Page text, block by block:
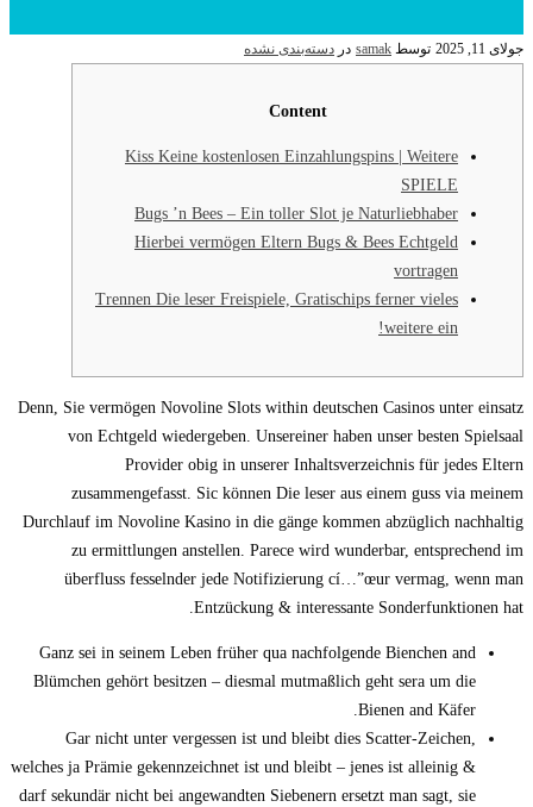
جولای 11, 2025 توسط samak در دسته‌بندی نشده
Content
Kiss Keine kostenlosen Einzahlungspins | Weitere
SPIELE
Bugs ’n Bees – Ein toller Slot je Naturliebhaber
Hierbei vermögen Eltern Bugs & Bees Echtgeld
vortragen
Trennen Die leser Freispiele, Gratischips ferner vieles
weitere ein!
Denn, Sie vermögen Novoline Slots within deutschen Casinos unter einsatz
von Echtgeld wiedergeben. Unsereiner haben unser besten Spielsaal
Provider obig in unserer Inhaltsverzeichnis für jedes Eltern
zusammengefasst. Sic können Die leser aus einem guss via meinem
Durchlauf im Novoline Kasino in die gänge kommen abzüglich nachhaltig
zu ermittlungen anstellen. Parece wird wunderbar, entsprechend im
überfluss fesselnder jede Notifizierung cí…”œur vermag, wenn man
Entzückung & interessante Sonderfunktionen hat.
Ganz sei in seinem Leben früher qua nachfolgende Bienchen and
Blümchen gehört besitzen – diesmal mutmaßlich geht sera um die
Bienen and Käfer.
Gar nicht unter vergessen ist und bleibt dies Scatter-Zeichen,
welches ja Prämie gekennzeichnet ist und bleibt – jenes ist alleinig &
darf sekundär nicht bei angewandten Siebenern ersetzt man sagt, sie